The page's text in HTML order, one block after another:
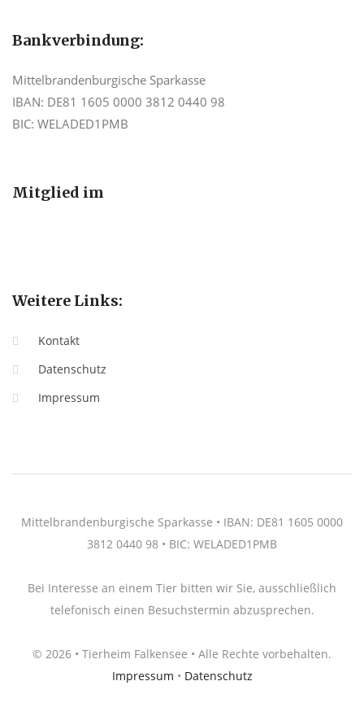
Bankverbindung:
Mittelbrandenburgische Sparkasse
IBAN: DE81 1605 0000 3812 0440 98
BIC: WELADED1PMB
Mitglied im
Weitere Links:
Kontakt
Datenschutz
Impressum
Mittelbrandenburgische Sparkasse • IBAN: DE81 1605 0000
3812 0440 98 • BIC: WELADED1PMB
Bei Interesse an einem Tier bitten wir Sie, ausschließlich
telefonisch einen Besuchstermin abzusprechen.
© 2026 • Tierheim Falkensee • Alle Rechte vorbehalten.
Impressum • Datenschutz